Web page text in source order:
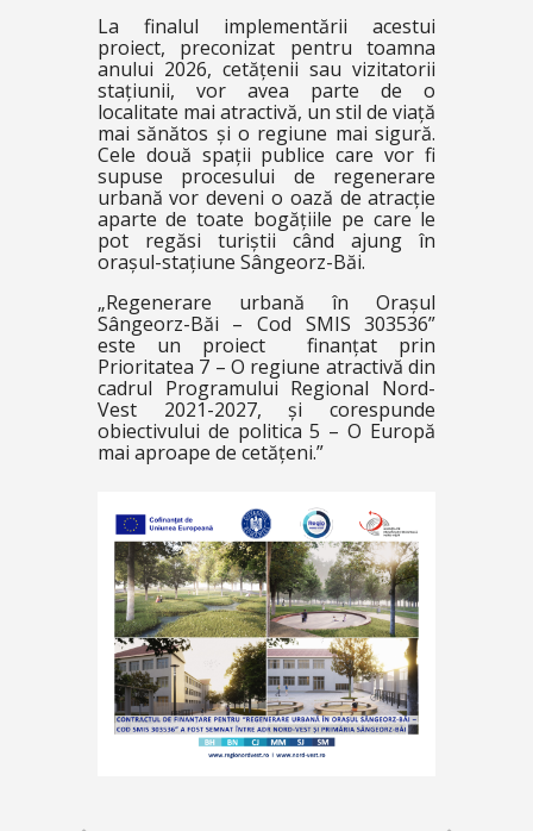
La finalul implementării acestui
proiect, preconizat pentru toamna
anului 2026, cetățenii sau vizitatorii
stațiunii, vor avea parte de o
localitate mai atractivă, un stil de viață
mai sănătos și o regiune mai sigură.
Cele două spații publice care vor fi
supuse procesului de regenerare
urbană vor deveni o oază de atracție
aparte de toate bogățiile pe care le
pot regăsi turiștii când ajung în
orașul-stațiune Sângeorz-Băi.
„Regenerare urbană în Orașul
Sângeorz-Băi – Cod SMIS 303536”
este un proiect finanțat prin
Prioritatea 7 – O regiune atractivă din
cadrul Programului Regional Nord-
Vest 2021-2027, și corespunde
obiectivului de politica 5 – O Europă
mai aproape de cetățeni.”